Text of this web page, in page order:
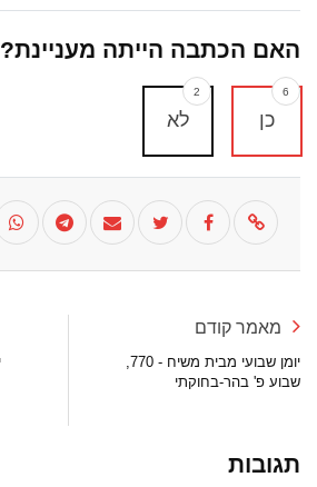
האם הכתבה הייתה מעניינת?
כן
6
לא
2
מאמר קודם
יומן שבועי מבית משיח - 770,
שבוע פ' בהר-בחוקתי
תגובות